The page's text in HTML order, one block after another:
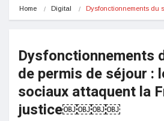
Home Digital Dysfonctionnements du
Dysfonctionnements
de permis de séjour :
sociaux attaquent la
justice￼￼￼￼